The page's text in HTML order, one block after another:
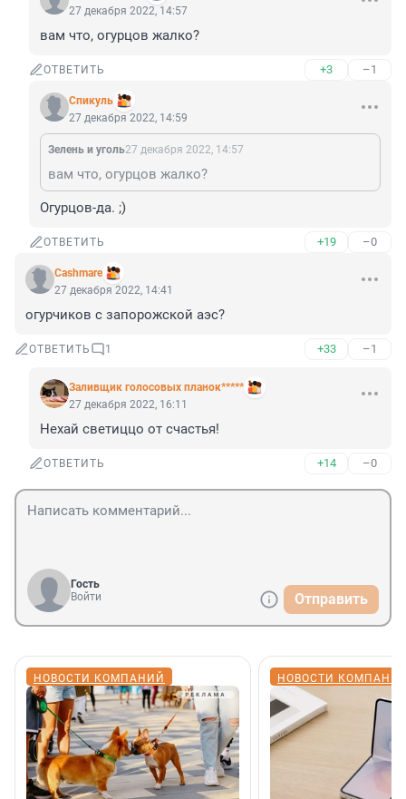
27 декабря 2022, 14:57
вам что, огурцов жалко?
ОТВЕТИТЬ +3 –1
Спикуль
27 декабря 2022, 14:59
Зелень и уголь27 декабря 2022, 14:57
вам что, огурцов жалко?
Огурцов-да. ;)
ОТВЕТИТЬ +19 –0
Cashmare
27 декабря 2022, 14:41
огурчиков с запорожской аэс?
ОТВЕТИТЬ 1 +33 –1
Заливщик голосовых планок*****
27 декабря 2022, 16:11
Нехай светиццо от счастья!
ОТВЕТИТЬ +14 –0
Гость
Войти
Отправить
НОВОСТИ КОМПАНИЙ НОВОСТИ